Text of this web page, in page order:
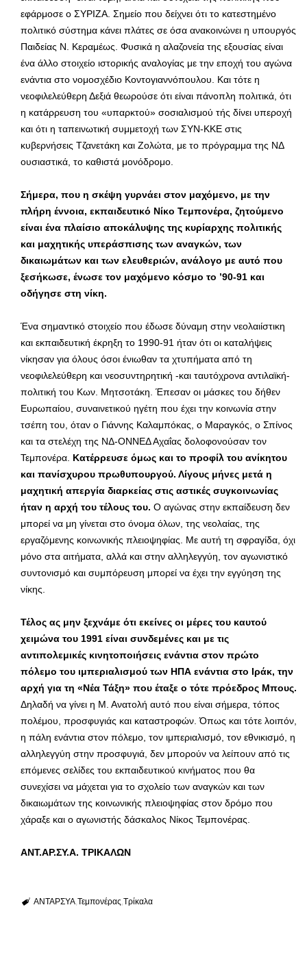
εφάρμοσε ο ΣΥΡΙΖΑ. Σημείο που δείχνει ότι το κατεστημένο
πολιτικό σύστημα κάνει πλάτες σε όσα ανακοινώνει η υπουργός
Παιδείας Ν. Κεραμέως. Φυσικά η αλαζονεία της εξουσίας είναι
ένα άλλο στοιχείο ιστορικής αναλογίας με την εποχή του αγώνα
ενάντια στο νομοσχέδιο Κοντογιαννόπουλου. Και τότε η
νεοφιλελεύθερη Δεξιά θεωρούσε ότι είναι πάνοπλη πολιτικά, ότι
η κατάρρευση του «υπαρκτού» σοσιαλισμού τής δίνει υπεροχή
και ότι η ταπεινωτική συμμετοχή των ΣΥΝ-ΚΚΕ στις
κυβερνήσεις Τζανετάκη και Ζολώτα, με το πρόγραμμα της ΝΔ
ουσιαστικά, το καθιστά μονόδρομο.
Σήμερα, που η σκέψη γυρνάει στον μαχόμενο, με την
πλήρη έννοια, εκπαιδευτικό Νίκο Τεμπονέρα, ζητούμενο
είναι ένα πλαίσιο αποκάλυψης της κυρίαρχης πολιτικής
και μαχητικής υπεράσπισης των αναγκών, των
δικαιωμάτων και των ελευθεριών, ανάλογο με αυτό που
ξεσήκωσε, ένωσε τον μαχόμενο κόσμο το ’90-91 και
οδήγησε στη νίκη.
Ένα σημαντικό στοιχείο που έδωσε δύναμη στην νεολαιίστικη
και εκπαιδευτική έκρηξη το 1990-91 ήταν ότι οι καταλήψεις
νίκησαν για όλους όσοι ένιωθαν τα χτυπήματα από τη
νεοφιλελεύθερη και νεοσυντηρητική -και ταυτόχρονα αντιλαϊκή-
πολιτική του Κων. Μητσοτάκη. Έπεσαν οι μάσκες του δήθεν
Ευρωπαίου, συναινετικού ηγέτη που έχει την κοινωνία στην
τσέπη του, όταν ο Γιάννης Καλαμπόκας, ο Μαραγκός, ο Σπίνος
και τα στελέχη της ΝΔ-ΟΝΝΕΔ Αχαΐας δολοφονούσαν τον
Τεμπονέρα. Κατέρρευσε όμως και το προφίλ του ανίκητου
και πανίσχυρου πρωθυπουργού. Λίγους μήνες μετά η
μαχητική απεργία διαρκείας στις αστικές συγκοινωνίας
ήταν η αρχή του τέλους του. Ο αγώνας στην εκπαίδευση δεν
μπορεί να μη γίνεται στο όνομα όλων, της νεολαίας, της
εργαζόμενης κοινωνικής πλειοψηφίας. Με αυτή τη σφραγίδα, όχι
μόνο στα αιτήματα, αλλά και στην αλληλεγγύη, τον αγωνιστικό
συντονισμό και συμπόρευση μπορεί να έχει την εγγύηση της
νίκης.
Τέλος ας μην ξεχνάμε ότι εκείνες οι μέρες του καυτού
χειμώνα του 1991 είναι συνδεμένες και με τις
αντιπολεμικές κινητοποιήσεις ενάντια στον πρώτο
πόλεμο του ιμπεριαλισμού των ΗΠΑ ενάντια στο Ιράκ, την
αρχή για τη «Νέα Τάξη» που έταξε ο τότε πρόεδρος Μπους.
Δηλαδή να γίνει η Μ. Ανατολή αυτό που είναι σήμερα, τόπος
πολέμου, προσφυγιάς και καταστροφών. Όπως και τότε λοιπόν,
η πάλη ενάντια στον πόλεμο, τον ιμπεριαλισμό, τον εθνικισμό, η
αλληλεγγύη στην προσφυγιά, δεν μπορούν να λείπουν από τις
επόμενες σελίδες του εκπαιδευτικού κινήματος που θα
συνεχίσει να μάχεται για το σχολείο των αναγκών και των
δικαιωμάτων της κοινωνικής πλειοψηφίας στον δρόμο που
χάραξε και ο αγωνιστής δάσκαλος Νίκος Τεμπονέρας.
ANT.AΡ.ΣΥ.Α. ΤΡΙΚΑΛΩΝ
ΑΝΤΑΡΣΥΑ Τεμπονέρας Τρίκαλα